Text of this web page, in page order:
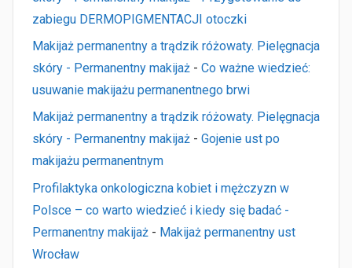
zabiegu DERMOPIGMENTACJI otoczki
Makijaż permanentny a trądzik różowaty. Pielęgnacja
skóry - Permanentny makijaż - Co ważne wiedzieć:
usuwanie makijażu permanentnego brwi
Makijaż permanentny a trądzik różowaty. Pielęgnacja
skóry - Permanentny makijaż - Gojenie ust po
makijażu permanentnym
Profilaktyka onkologiczna kobiet i mężczyzn w
Polsce – co warto wiedzieć i kiedy się badać -
Permanentny makijaż - Makijaż permanentny ust
Wrocław